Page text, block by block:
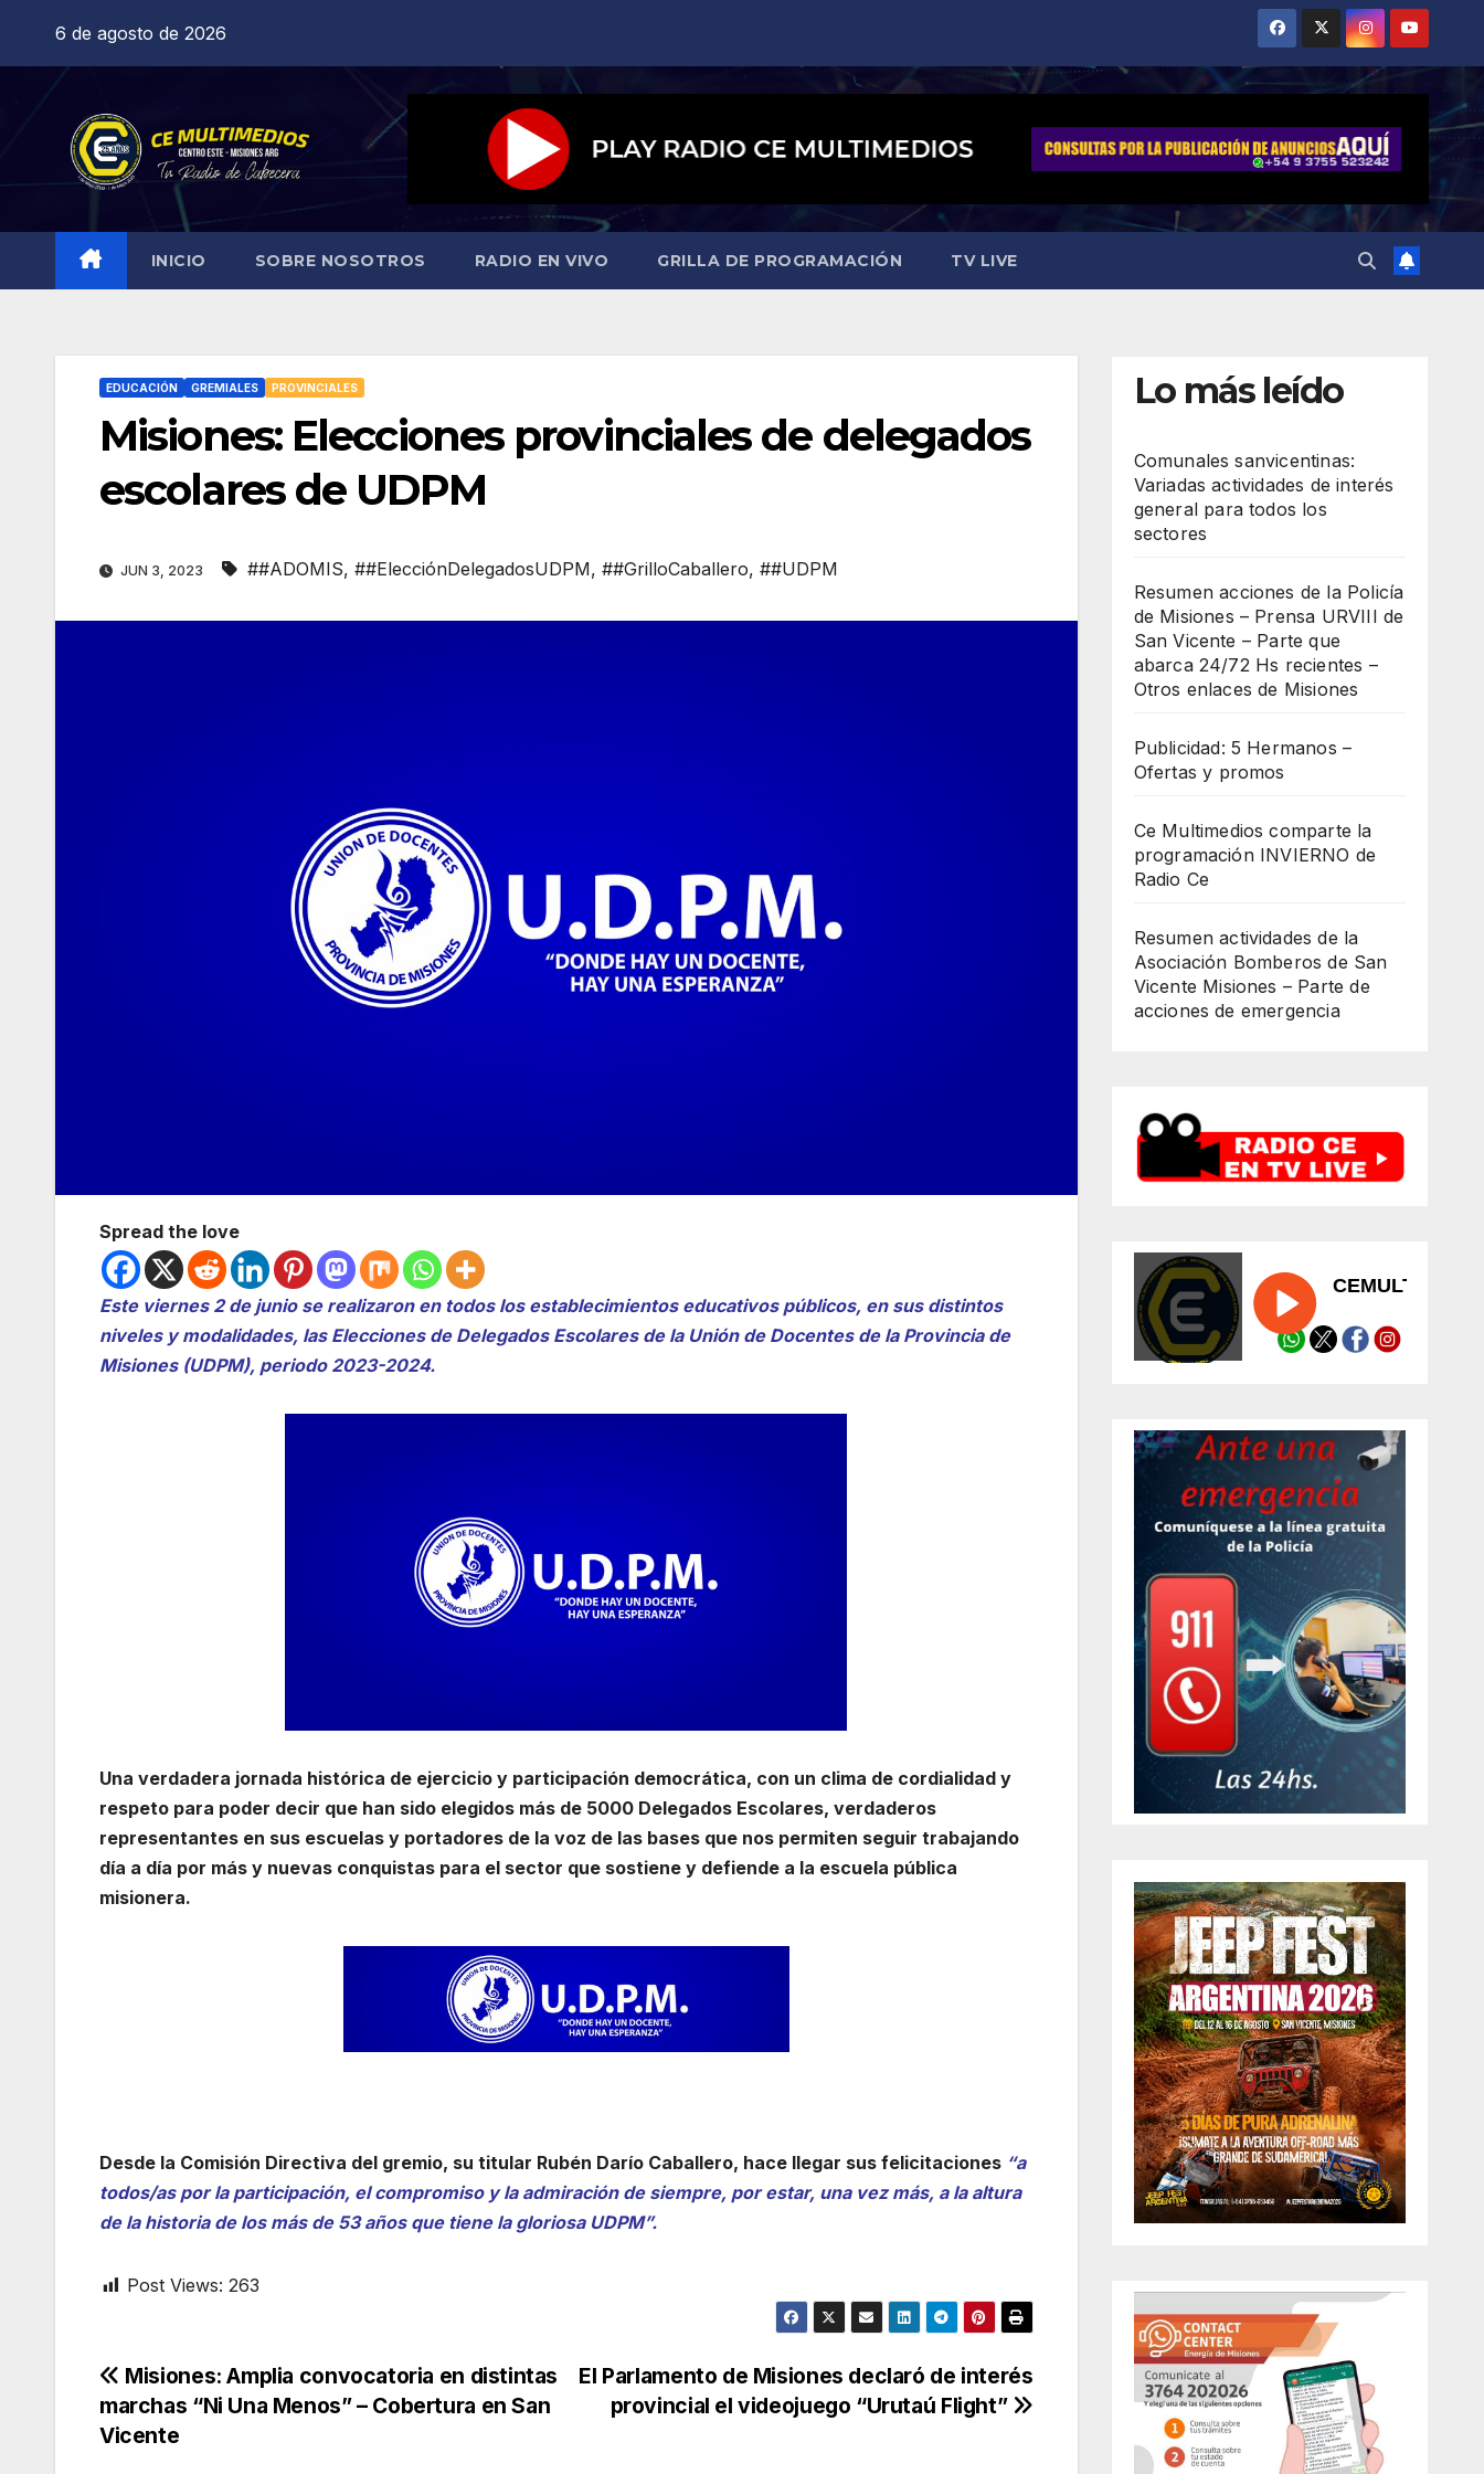
6 de agosto de 2026
INICIO SOBRE NOSOTROS RADIO EN VIVO GRILLA DE PROGRAMACIÓN TV LIVE
EDUCACIÓN GREMIALES PROVINCIALES
Misiones: Elecciones provinciales de delegados
escolares de UDPM
JUN 3, 2023 ##ADOMIS, ##ElecciónDelegadosUDPM, ##GrilloCaballero, ##UDPM
Spread the love
Este viernes 2 de junio se realizaron en todos los establecimientos educativos públicos, en sus distintos
niveles y modalidades, las Elecciones de Delegados Escolares de la Unión de Docentes de la Provincia de
Misiones (UDPM), periodo 2023-2024.
Una verdadera jornada histórica de ejercicio y participación democrática, con un clima de cordialidad y
respeto para poder decir que han sido elegidos más de 5000 Delegados Escolares, verdaderos
representantes en sus escuelas y portadores de la voz de las bases que nos permiten seguir trabajando
día a día por más y nuevas conquistas para el sector que sostiene y defiende a la escuela pública
misionera.
Desde la Comisión Directiva del gremio, su titular Rubén Darío Caballero, hace llegar sus felicitaciones “a
todos/as por la participación, el compromiso y la admiración de siempre, por estar, una vez más, a la altura
de la historia de los más de 53 años que tiene la gloriosa UDPM”.
Post Views: 263
Navegación
de
El Parlamento de Misiones declaró de interés
provincial el videojuego “Urutaú Flight”
Misiones: Amplia convocatoria en distintas
marchas “Ni Una Menos” – Cobertura en San
Vicente
Lo más leído
Comunales sanvicentinas:
Variadas actividades de interés
general para todos los
sectores
Resumen acciones de la Policía
de Misiones – Prensa URVIII de
San Vicente – Parte que
abarca 24/72 Hs recientes –
Otros enlaces de Misiones
Publicidad: 5 Hermanos –
Ofertas y promos
Ce Multimedios comparte la
programación INVIERNO de
Radio Ce
Resumen actividades de la
Asociación Bomberos de San
Vicente Misiones – Parte de
acciones de emergencia